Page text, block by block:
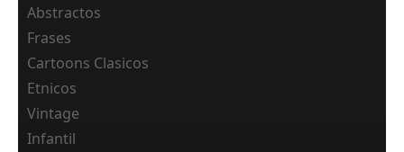
Abstractos
Frases
Cartoons Clasicos
Etnicos
Vintage
Infantil